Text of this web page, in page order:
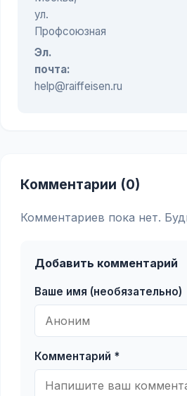
ул.
Профсоюзная
Эл.
почта:
help@raiffeisen.ru
Комментарии (0)
Комментариев пока нет.
Добавить комментарий
Ваше имя (необязательно)
Комментарий *